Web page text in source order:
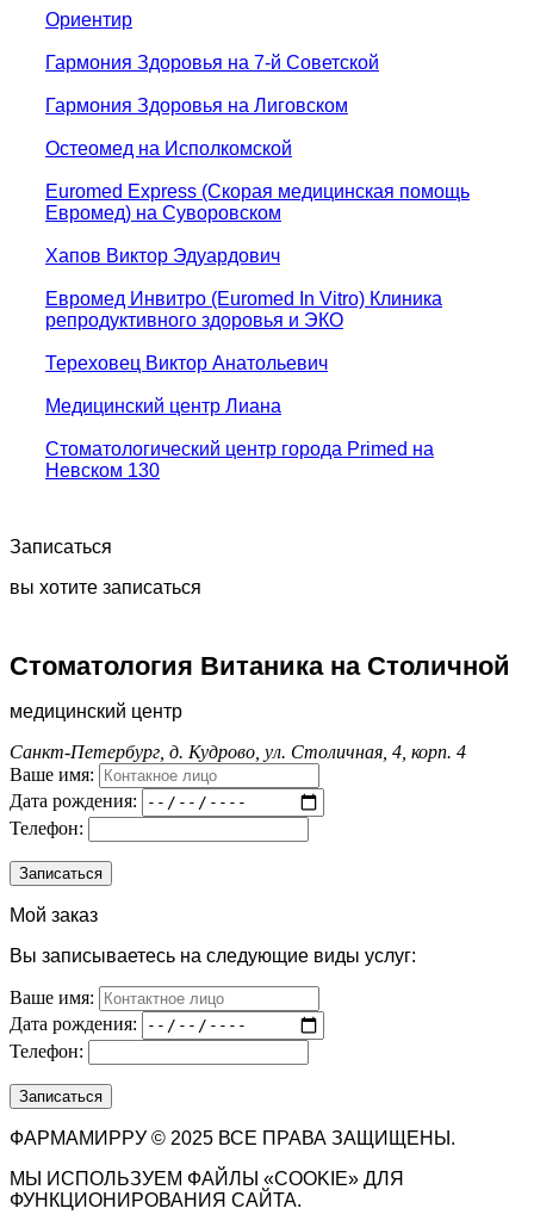
Ориентир
Гармония Здоровья на 7-й Советской
Гармония Здоровья на Лиговском
Остеомед на Исполкомской
Euromed Express (Скорая медицинская помощь
Евромед) на Суворовском
Хапов Виктор Эдуардович
Евромед Инвитро (Euromed In Vitro) Клиника
репродуктивного здоровья и ЭКО
Тереховец Виктор Анатольевич
Медицинский центр Лиана
Стоматологический центр города Primed на
Невском 130
Записаться
вы хотите записаться
Стоматология Витаника на Столичной
медицинский центр
Санкт-Петербург, д. Кудрово, ул. Столичная, 4, корп. 4
Ваше имя:
Дата рождения:
Телефон:
Мой заказ
Вы записываетесь на следующие виды услуг:
Ваше имя:
Дата рождения:
Телефон:
ФАРМАМИРРУ © 2025 ВСЕ ПРАВА ЗАЩИЩЕНЫ.
МЫ ИСПОЛЬЗУЕМ ФАЙЛЫ «COOKIE» ДЛЯ
ФУНКЦИОНИРОВАНИЯ САЙТА.